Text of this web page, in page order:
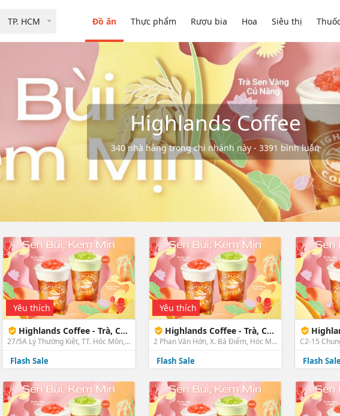
TP. HCM Đồ ăn Thực phẩm Rượu bia Hoa Siêu thị Thuốc
Highlands Coffee
340 nhà hàng trong chi nhánh này - 3391 bình luận
Yêu thích
Highlands Coffee - Trà, Cà Phê & Bánh - Lý Thường Kiệt HM
27/5A Lý Thường Kiệt, TT. Hóc Môn, Hóc Môn, TP. HCM
Flash Sale
Yêu thích
Highlands Coffee - Trà, Cà Phê & Bánh - 2 Phan Văn Hớn
2 Phan Văn Hớn, X. Bà Điểm, Hóc Môn, TP. HCM
Flash Sale
Highlands
Flash Sale